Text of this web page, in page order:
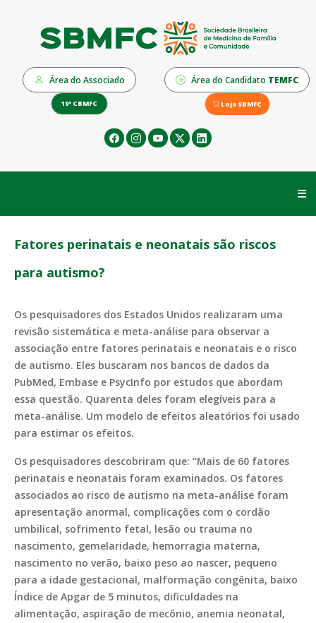
Área do Associado Área do Candidato TEMFC
19º CBMFC Loja SBMFC
☰
Fatores perinatais e neonatais são riscos
para autismo?
Os pesquisadores dos Estados Unidos realizaram uma
revisão sistemática e meta-análise para observar a
associação entre fatores perinatais e neonatais e o risco
de autismo. Eles buscaram nos bancos de dados da
PubMed, Embase e PsycInfo por estudos que abordam
essa questão. Quarenta deles foram elegíveis para a
meta-análise. Um modelo de efeitos aleatórios foi usado
para estimar os efeitos.
Os pesquisadores descobriram que: “Mais de 60 fatores
perinatais e neonatais foram examinados. Os fatores
associados ao risco de autismo na meta-análise foram
apresentação anormal, complicações com o cordão
umbilical, sofrimento fetal, lesão ou trauma no
nascimento, gemelaridade, hemorragia materna,
nascimento no verão, baixo peso ao nascer, pequeno
para a idade gestacional, malformação congênita, baixo
Índice de Apgar de 5 minutos, dificuldades na
alimentação, aspiração de mecônio, anemia neonatal,